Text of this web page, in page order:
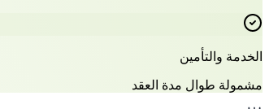
الخدمة والتأمين
مشمولة طوال مدة العقد